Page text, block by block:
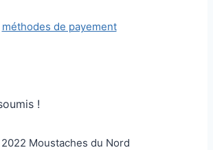
méthodes de payement
!
Moustaches du Nord